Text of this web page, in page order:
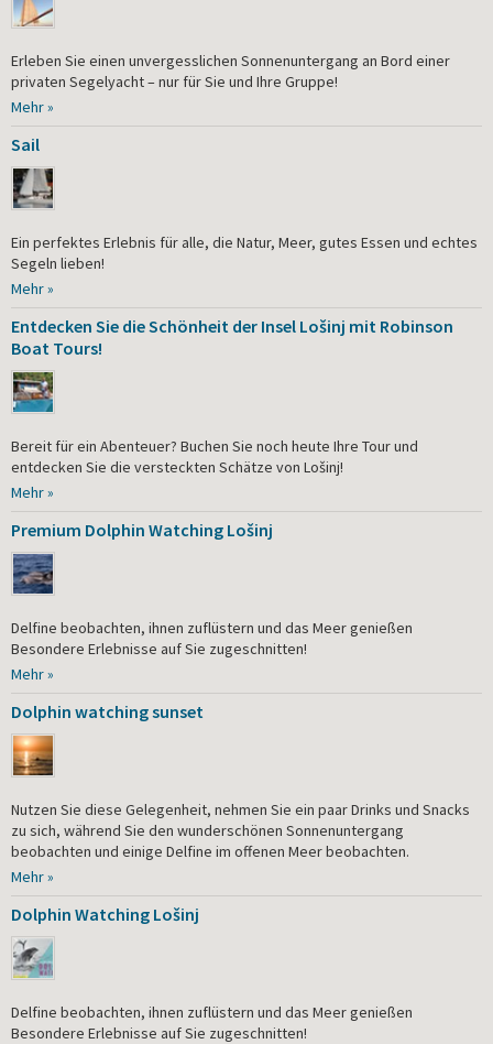
Erleben Sie einen unvergesslichen Sonnenuntergang an Bord einer
privaten Segelyacht – nur für Sie und Ihre Gruppe!
Mehr »
Sail
Ein perfektes Erlebnis für alle, die Natur, Meer, gutes Essen und echtes
Segeln lieben!
Mehr »
Entdecken Sie die Schönheit der Insel Lošinj mit Robinson
Boat Tours!
Bereit für ein Abenteuer? Buchen Sie noch heute Ihre Tour und
entdecken Sie die versteckten Schätze von Lošinj!
Mehr »
Premium Dolphin Watching Lošinj
Delfine beobachten, ihnen zuflüstern und das Meer genießen
Besondere Erlebnisse auf Sie zugeschnitten!
Mehr »
Dolphin watching sunset
Nutzen Sie diese Gelegenheit, nehmen Sie ein paar Drinks und Snacks
zu sich, während Sie den wunderschönen Sonnenuntergang
beobachten und einige Delfine im offenen Meer beobachten.
Mehr »
Dolphin Watching Lošinj
Delfine beobachten, ihnen zuflüstern und das Meer genießen
Besondere Erlebnisse auf Sie zugeschnitten!